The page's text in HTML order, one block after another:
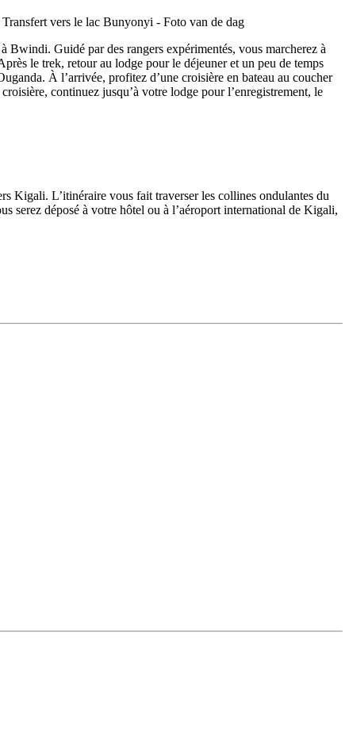
Guidé par des rangers expérimentés, vous marcherez à
le trek, retour au lodge pour le déjeuner et un peu de temps
À l’arrivée, profitez d’une croisière en bateau au coucher
continuez jusqu’à votre lodge pour l’enregistrement, le
Kigali. L’itinéraire vous fait traverser les collines ondulantes du
serez déposé à votre hôtel ou à l’aéroport international de Kigali,